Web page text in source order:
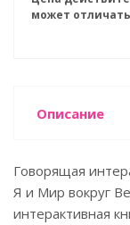
может
Описание
Говорящая
Я и Мир вокруг
интерактивная